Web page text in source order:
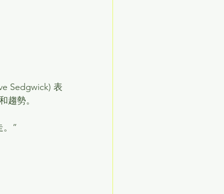
Sedgwick) 表
趨勢。
。”